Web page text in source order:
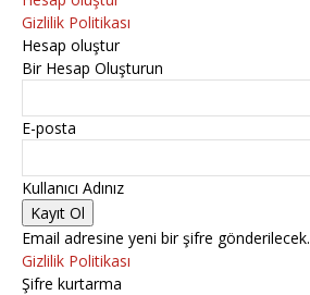
Gizlilik Politikası
Hesap oluştur
Bir Hesap Oluşturun
E-posta
Kullanıcı Adınız
Email adresine yeni bir şifre gönderilecek.
Gizlilik Politikası
Şifre kurtarma